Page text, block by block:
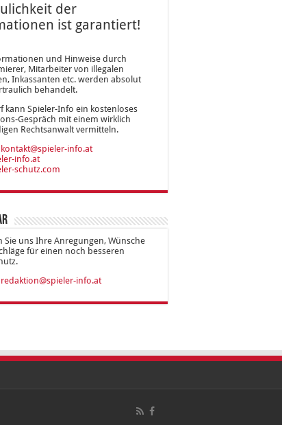
der
ist garantiert!
und Hinweise durch
Mitarbeiter von illegalen
Inkassanten etc. werden absolut
behandelt.
kann Spieler-Info ein kostenloses
Gespräch mit einem wirklich
Rechtsanwalt vermitteln.
kontakt@spieler-info.at
info.at
schutz.com
Sie uns Ihre Anregungen, Wünsche
für einen noch besseren
redaktion@spieler-info.at